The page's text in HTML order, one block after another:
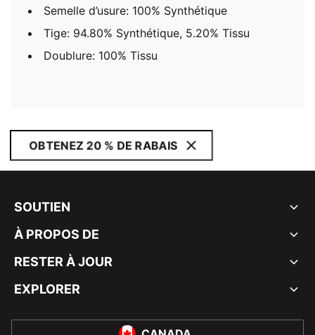
Semelle d’usure: 100% Synthétique
Tige: 94.80% Synthétique, 5.20% Tissu
Doublure: 100% Tissu
OBTENEZ 20 % DE RABAIS
SOUTIEN
À PROPOS DE
RESTER À JOUR
EXPLORER